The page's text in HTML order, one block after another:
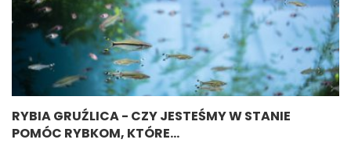
RYBIA GRUŹLICA - CZY JESTEŚMY W STANIE
POMÓC RYBKOM, KTÓRE...